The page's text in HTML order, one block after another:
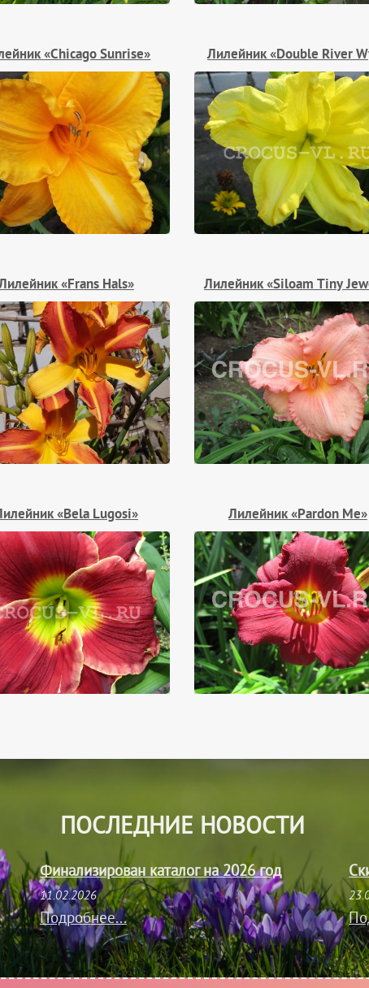
«Chicago Sunrise» Лилейник «Double River
«Frans Hals» Лилейник «Siloam Tiny
«Bela Lugosi» Лилейник «Pardon Me»
ПОСЛЕДНИЕ НОВОСТИ
Финализирован каталог на 2026 год
11.02.2026
Подробнее...